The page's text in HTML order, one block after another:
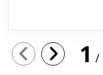
1